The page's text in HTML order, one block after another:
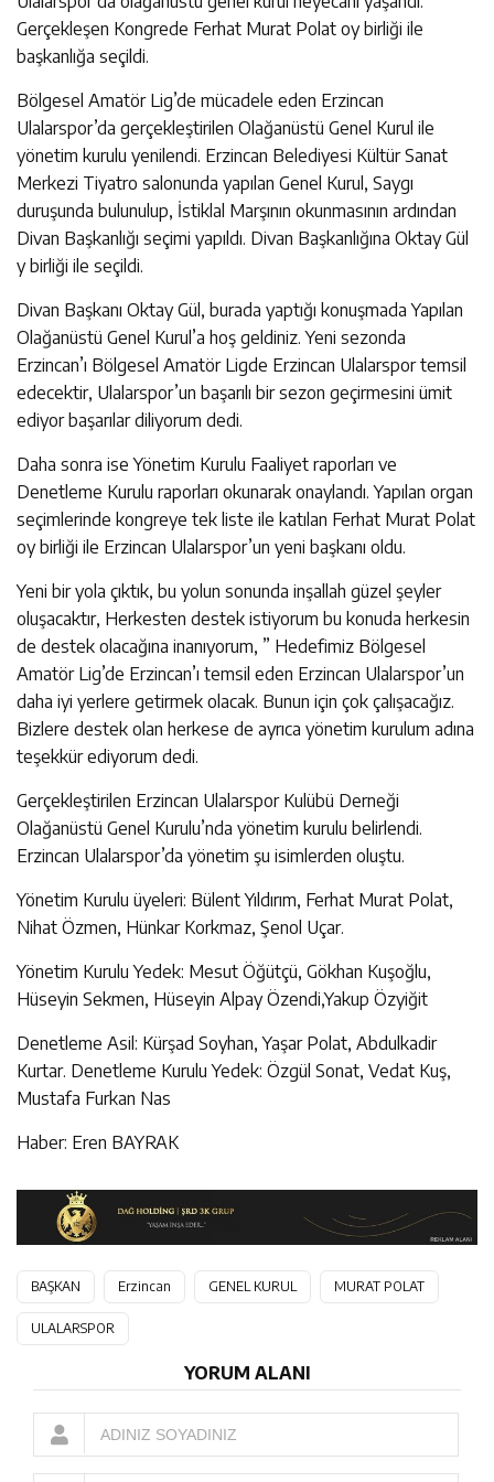
Gerçekleşen Kongrede Ferhat Murat Polat oy birliği ile
başkanlığa seçildi.
Bölgesel Amatör Lig’de mücadele eden Erzincan
Ulalarspor’da gerçekleştirilen Olağanüstü Genel Kurul ile
yönetim kurulu yenilendi. Erzincan Belediyesi Kültür Sanat
Merkezi Tiyatro salonunda yapılan Genel Kurul, Saygı
duruşunda bulunulup, İstiklal Marşının okunmasının ardından
Divan Başkanlığı seçimi yapıldı. Divan Başkanlığına Oktay Gül
y birliği ile seçildi.
Divan Başkanı Oktay Gül, burada yaptığı konuşmada Yapılan
Olağanüstü Genel Kurul’a hoş geldiniz. Yeni sezonda
Erzincan’ı Bölgesel Amatör Ligde Erzincan Ulalarspor temsil
edecektir, Ulalarspor’un başarılı bir sezon geçirmesini ümit
ediyor başarılar diliyorum dedi.
Daha sonra ise Yönetim Kurulu Faaliyet raporları ve
Denetleme Kurulu raporları okunarak onaylandı. Yapılan organ
seçimlerinde kongreye tek liste ile katılan Ferhat Murat Polat
oy birliği ile Erzincan Ulalarspor’un yeni başkanı oldu.
Yeni bir yola çıktık, bu yolun sonunda inşallah güzel şeyler
oluşacaktır, Herkesten destek istiyorum bu konuda herkesin
de destek olacağına inanıyorum, ” Hedefimiz Bölgesel
Amatör Lig’de Erzincan’ı temsil eden Erzincan Ulalarspor’un
daha iyi yerlere getirmek olacak. Bunun için çok çalışacağız.
Bizlere destek olan herkese de ayrıca yönetim kurulum adına
teşekkür ediyorum dedi.
Gerçekleştirilen Erzincan Ulalarspor Kulübü Derneği
Olağanüstü Genel Kurulu’nda yönetim kurulu belirlendi.
Erzincan Ulalarspor’da yönetim şu isimlerden oluştu.
Yönetim Kurulu üyeleri: Bülent Yıldırım, Ferhat Murat Polat,
Nihat Özmen, Hünkar Korkmaz, Şenol Uçar.
Yönetim Kurulu Yedek: Mesut Öğütçü, Gökhan Kuşoğlu,
Hüseyin Sekmen, Hüseyin Alpay Özendi,Yakup Özyiğit
Denetleme Asil: Kürşad Soyhan, Yaşar Polat, Abdulkadir
Kurtar. Denetleme Kurulu Yedek: Özgül Sonat, Vedat Kuş,
Mustafa Furkan Nas
Haber: Eren BAYRAK
BAŞKAN Erzincan GENEL KURUL MURAT POLAT
ULALARSPOR
YORUM ALANI